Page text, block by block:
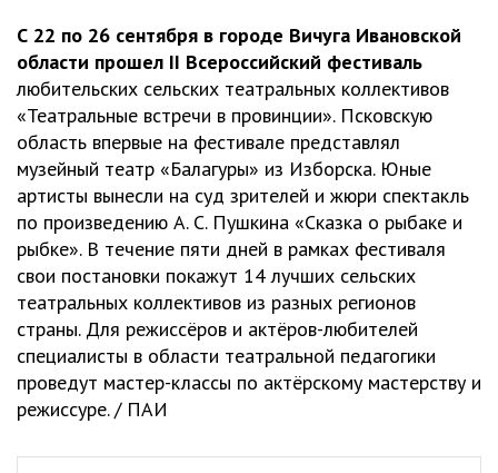
С 22 по 26 сентября в городе Вичуга Ивановской
области прошел II Всероссийский фестиваль
любительских сельских театральных коллективов
«Театральные встречи в провинции». Псковскую
область впервые на фестивале представлял
музейный театр «Балагуры» из Изборска. Юные
артисты вынесли на суд зрителей и жюри спектакль
по произведению А. С. Пушкина «Сказка о рыбаке и
рыбке». В течение пяти дней в рамках фестиваля
свои постановки покажут 14 лучших сельских
театральных коллективов из разных регионов
страны. Для режиссёров и актёров-любителей
специалисты в области театральной педагогики
проведут мастер-классы по актёрскому мастерству и
режиссуре. / ПАИ